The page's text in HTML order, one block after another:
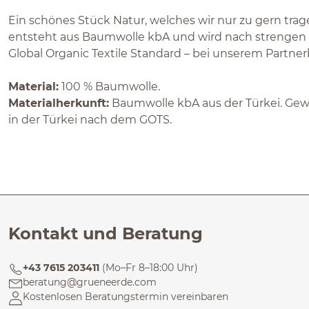
Ein schönes Stück Natur, welches wir nur zu gern
entsteht aus Baumwolle kbA und wird nach
Global Organic Textile Standard – bei unserem
Material: 100 % Baumwolle.
Materialherkunft: Baumwolle kbA aus der Türkei.
in der Türkei nach dem GOTS.
Kontakt und Beratung
+43 7615 203411 (Mo–Fr 8–18:00 Uhr)
beratung@grueneerde.com
Kostenlosen Beratungstermin vereinbaren